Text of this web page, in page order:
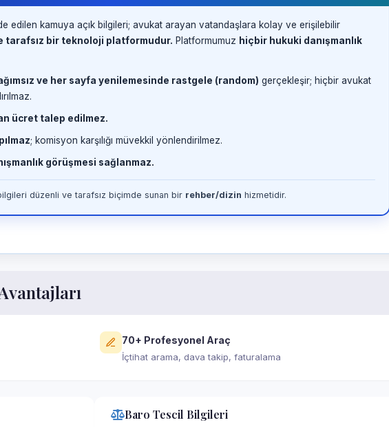
edilen kamuya açık bilgileri; avukat arayan vatandaşlara kolay ve erişilebilir
tarafsız bir teknoloji platformudur. Platformumuz hiçbir hukuki danışmanlık
ve her sayfa yenilemesinde rastgele (random) gerçekleşir; hiçbir avukat
ücret talep edilmez.
; komisyon karşılığı müvekkil yönlendirilmez.
görüşmesi sağlanmaz.
düzenli ve tarafsız biçimde sunan bir rehber/dizin hizmetidir.
70+ Profesyonel Araç
İçtihat arama, dava takip, faturalama
Baro Tescil Bilgileri